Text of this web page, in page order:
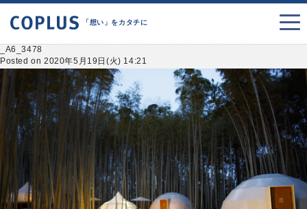
「想い」をカタチに
_A6_3478
Posted on 2020年5月19日(火) 14:21